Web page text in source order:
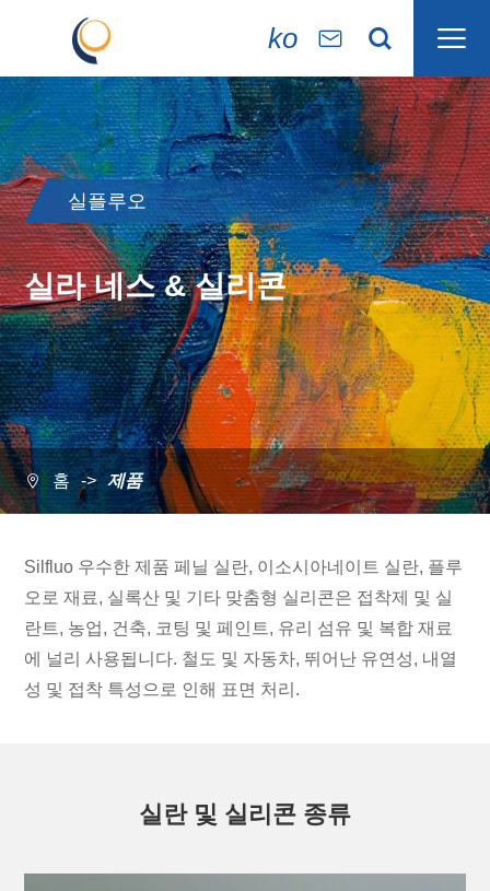
ko   
실플루오
실라 네스 & 실리콘
 홈 제품
Silfluo 우수한 제품 페닐 실란, 이소시아네이트 실란, 플루
오로 재료, 실록산 및 기타 맞춤형 실리콘은 접착제 및 실
란트, 농업, 건축, 코팅 및 페인트, 유리 섬유 및 복합 재료
에 널리 사용됩니다. 철도 및 자동차, 뛰어난 유연성, 내열
성 및 접착 특성으로 인해 표면 처리.
실란 및 실리콘 종류